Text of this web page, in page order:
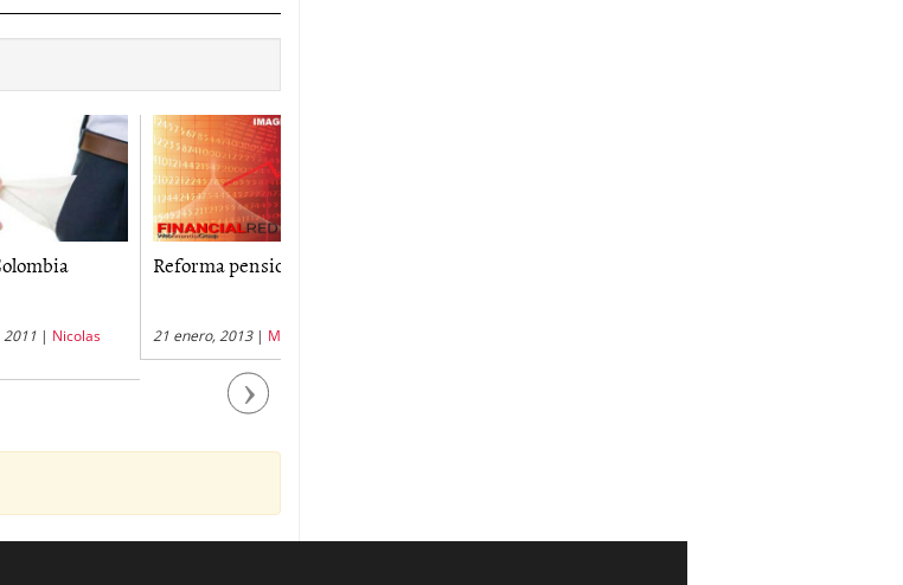
Reforma pensional
21 enero, 2013 |Mirta G. Casale
Next